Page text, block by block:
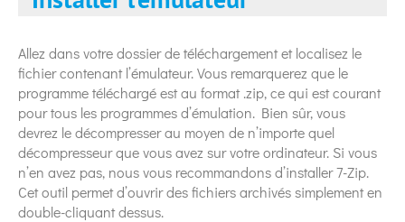
Allez dans votre dossier de téléchargement et localisez le
fichier contenant l’émulateur. Vous remarquerez que le
programme téléchargé est au format .zip, ce qui est courant
pour tous les programmes d’émulation. Bien sûr, vous
devrez le décompresser au moyen de n’importe quel
décompresseur que vous avez sur votre ordinateur. Si vous
n’en avez pas, nous vous recommandons d’installer 7-Zip.
Cet outil permet d’ouvrir des fichiers archivés simplement en
double-cliquant dessus.